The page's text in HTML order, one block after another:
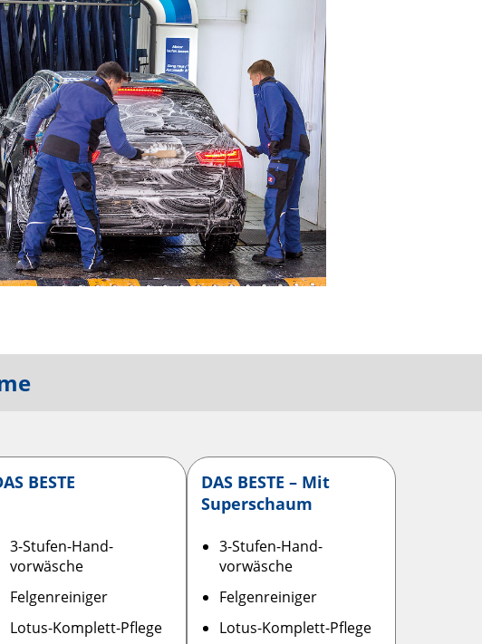
BESTE
3-Stufen-Hand­
vorwäsche
Felgenreiniger
Lotus-Komplett-Pflege
DAS BESTE – Mit
Super­schaum
3-Stufen-Hand­
vorwäsche
Felgenreiniger
Lotus-Komplett-Pflege